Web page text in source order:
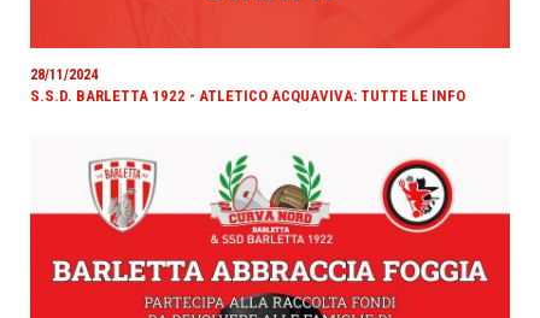
28/11/2024
S.S.D. BARLETTA 1922 - ATLETICO ACQUAVIVA: TUTTE LE INFO